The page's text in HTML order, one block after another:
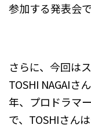
参加する発表会
さらに、今回は
TOSHI NAGAIさ
年、プロドラマ
で、TOSHIさん